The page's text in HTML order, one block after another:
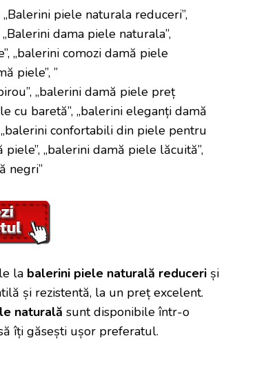
„Balerini piele naturala reduceri”,
dama piele naturala”,
„balerini comozi damă piele
piele”, ”
„balerini damă piele preț
cu baretă”, „balerini eleganți damă
„balerini confortabili din piele pentru
piele”, „balerini damă piele lăcuită”,
negri”
la balerini piele naturală reduceri și
și rezistentă, la un preț excelent.
naturală sunt disponibile într-o
îți găsești ușor preferatul.